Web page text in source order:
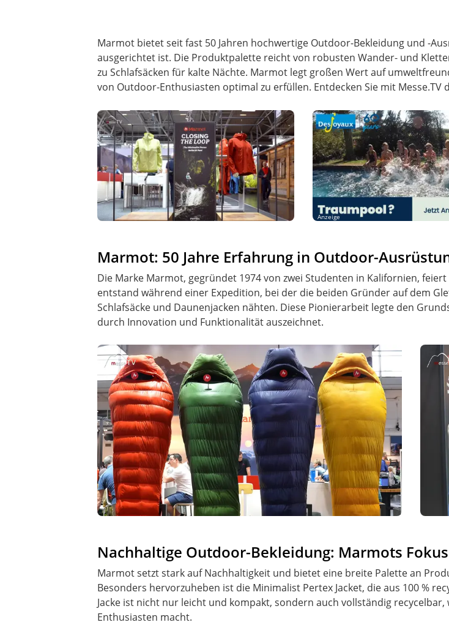
Marmot bietet seit fast 50 Jahren hochwertige Outdoor-Bekleidung und -
ausgerichtet ist. Die Produktpalette reicht von robusten Wander- und
zu Schlafsäcken für kalte Nächte. Marmot legt großen Wert auf
von Outdoor-Enthusiasten optimal zu erfüllen​. Entdecken Sie mit
Anzeige
Marmot: 50 Jahre Erfahrung in Outdoor-
Die Marke Marmot, gegründet 1974 von zwei Studenten in Kalifornien,
entstand während einer Expedition, bei der die beiden Gründer auf dem
Schlafsäcke und Daunenjacken nähten. Diese Pionierarbeit legte den
durch Innovation und Funktionalität auszeichnet.
Nachhaltige Outdoor-Bekleidung: Marmots
Marmot setzt stark auf Nachhaltigkeit und bietet eine breite Palette an
Besonders hervorzuheben ist die Minimalist Pertex Jacket, die aus 100 %
Jacke ist nicht nur leicht und kompakt, sondern auch vollständig
Enthusiasten macht.